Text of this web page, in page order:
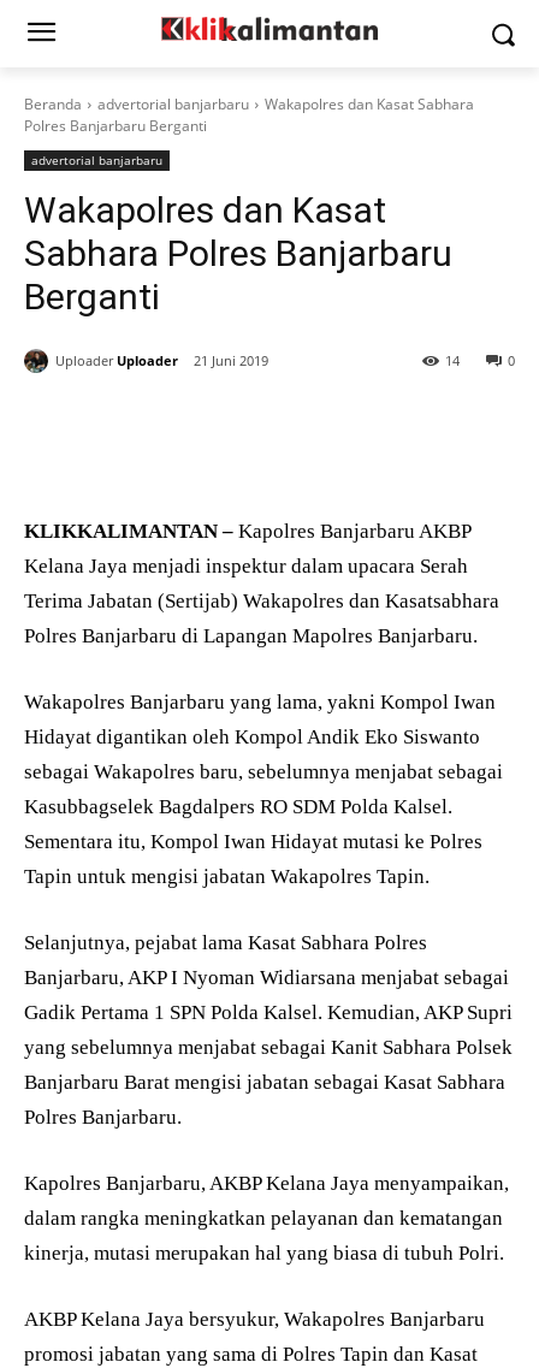
Beranda advertorial banjarbaru
Wakapolres dan Kasat Sabhara
Polres Banjarbaru Berganti
advertorial banjarbaru
Wakapolres dan Kasat
Sabhara Polres Banjarbaru
Berganti
Uploader Uploader 21 Juni 2019 0
14
KLIKKALIMANTAN – Kapolres Banjarbaru AKBP
Kelana Jaya menjadi inspektur dalam upacara Serah
Terima Jabatan (Sertijab) Wakapolres dan Kasatsabhara
Polres Banjarbaru di Lapangan Mapolres Banjarbaru.
Wakapolres Banjarbaru yang lama, yakni Kompol Iwan
Hidayat digantikan oleh Kompol Andik Eko Siswanto
sebagai Wakapolres baru, sebelumnya menjabat sebagai
Kasubbagselek Bagdalpers RO SDM Polda Kalsel.
Sementara itu, Kompol Iwan Hidayat mutasi ke Polres
Tapin untuk mengisi jabatan Wakapolres Tapin.
Selanjutnya, pejabat lama Kasat Sabhara Polres
Banjarbaru, AKP I Nyoman Widiarsana menjabat sebagai
Gadik Pertama 1 SPN Polda Kalsel. Kemudian, AKP Supri
yang sebelumnya menjabat sebagai Kanit Sabhara Polsek
Banjarbaru Barat mengisi jabatan sebagai Kasat Sabhara
Polres Banjarbaru.
Kapolres Banjarbaru, AKBP Kelana Jaya menyampaikan,
dalam rangka meningkatkan pelayanan dan kematangan
kinerja, mutasi merupakan hal yang biasa di tubuh Polri.
AKBP Kelana Jaya bersyukur, Wakapolres Banjarbaru
promosi jabatan yang sama di Polres Tapin dan Kasat